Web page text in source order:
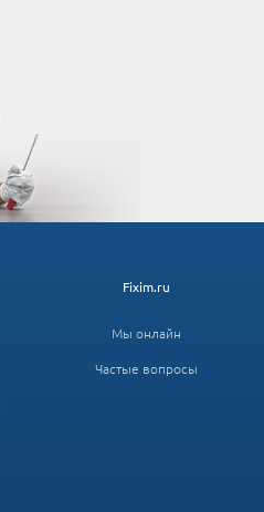
Fixim.ru
Мы онлайн
Частые вопросы